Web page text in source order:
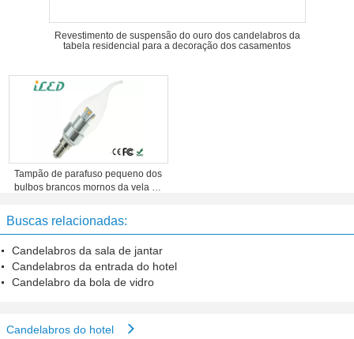
Revestimento de suspensão do ouro dos candelabros da
tabela residencial para a decoração dos casamentos
Tampão de parafuso pequeno dos
bulbos brancos mornos da vela do
3W E14 do diodo emissor de luz
da ponta da chama
Buscas relacionadas:
Candelabros da sala de jantar
Candelabros da entrada do hotel
Candelabro da bola de vidro
Candelabros do hotel